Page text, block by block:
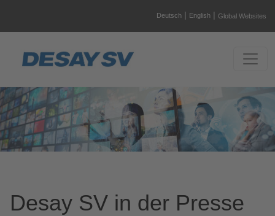
Deutsch | English | Global Websites
Desay SV in der Presse